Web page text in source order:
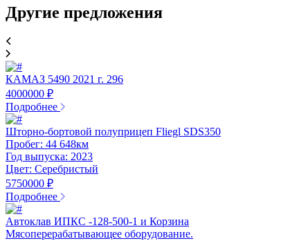
Другие предложения
КАМАЗ 5490 2021 г. 296
4000000 ₽
Подробнее
Шторно-бортовой полуприцеп Fliegl SDS350
Пробег: 44 648км
Год выпуска: 2023
Цвет: Серебристый
5750000 ₽
Подробнее
Автоклав ИПКС -128-500-1 и Корзина
Мясоперерабатывающее оборудование.